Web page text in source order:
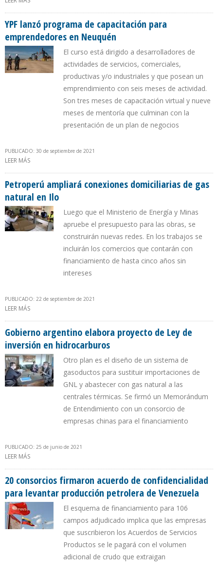
YPF lanzó programa de capacitación para
emprendedores en Neuquén
El curso está dirigido a desarrolladores de
actividades de servicios, comerciales,
productivas y/o industriales y que posean un
emprendimiento con seis meses de actividad.
Son tres meses de capacitación virtual y nueve
meses de mentoría que culminan con la
presentación de un plan de negocios
PUBLICADO: 30 de septiembre de 2021
LEER MÁS
Petroperú ampliará conexiones domiciliarias de gas
natural en Ilo
Luego que el Ministerio de Energía y Minas
apruebe el presupuesto para las obras, se
construirán nuevas redes. En los trabajos se
incluirán los comercios que contarán con
financiamiento de hasta cinco años sin
intereses
PUBLICADO: 22 de septiembre de 2021
LEER MÁS
Gobierno argentino elabora proyecto de Ley de
inversión en hidrocarburos
Otro plan es el diseño de un sistema de
gasoductos para sustituir importaciones de
GNL y abastecer con gas natural a las
centrales térmicas. Se firmó un Memorándum
de Entendimiento con un consorcio de
empresas chinas para el financiamiento
PUBLICADO: 25 de junio de 2021
LEER MÁS
20 consorcios firmaron acuerdo de confidencialidad
para levantar producción petrolera de Venezuela
El esquema de financiamiento para 106
campos adjudicado implica que las empresas
que suscribieron los Acuerdos de Servicios
Productos se le pagará con el volumen
adicional de crudo que extraigan